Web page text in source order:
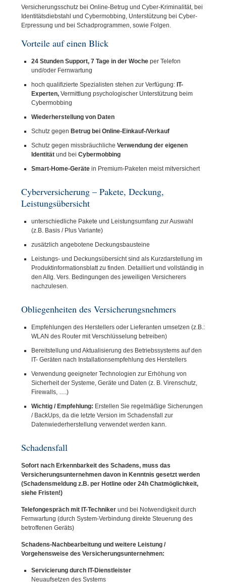
Versicherungsschutz bei Online-Betrug und Cyber-Kriminalität, bei
Identitätsdiebstahl und Cybermobbing, Unterstützung bei Cyber-
Erpressung und bei Schadprogrammen, sowie Folgen.
Vorteile auf einen Blick
24 Stunden Support, 7 Tage in der Woche per Telefon
und/oder Fernwartung
hoch qualifizierte Spezialisten stehen zur Verfügung: IT-
Experten, Vermittlung psychologischer Unterstützung beim
Cybermobbing
Wiederherstellung von Daten
Schutz gegen Betrug bei Online-Einkauf-/Verkauf
Schutz gegen missbräuchliche Verwendung der eigenen
Identität und bei Cybermobbing
Smart-Home-Geräte in Premium-Paketen meist mitversichert
Cyberversicherung – Pakete, Deckung,
Leistungsübersicht
unterschiedliche Pakete und Leistungsumfang zur Auswahl
(z.B. Basis / Plus Variante)
zusätzlich angebotene Deckungsbausteine
Leistungs- und Deckungsübersicht sind als Kurzdarstellung im
Produktinformationsblatt zu finden. Detailliert und vollständig in
den Allg. Vers. Bedingungen des jeweiligen Versicherers
nachzulesen.
Obliegenheiten des Versicherungsnehmers
Empfehlungen des Herstellers oder Lieferanten umsetzen (z.B.:
WLAN des Router mit Verschlüsselung betreiben)
Bereitstellung und Aktualisierung des Betriebssystems auf den
IT- Geräten nach Installationsempfehlung des Herstellers
Verwendung geeigneter Technologien zur Erhöhung von
Sicherheit der Systeme, Geräte und Daten (z. B. Virenschutz,
Firewalls, ….)
Wichtig / Empfehlung: Erstellen Sie regelmäßige Sicherungen
/ BackUps, da die letzte Version im Schadensfall zur
Datenwiederherstellung verwendet werden kann.
Schadensfall
Sofort nach Erkennbarkeit des Schadens, muss das
Versicherungsunternehmen davon in Kenntnis gesetzt werden
(Schadensmeldung z.B. per Hotline oder 24h Chatmöglichkeit,
siehe Fristen!)
Telefongespräch mit IT-Techniker und bei Notwendigkeit durch
Fernwartung (durch System-Verbindung direkte Steuerung des
betroffenen Geräts)
Schadens-Nachbearbeitung und weitere Leistung /
Vorgehensweise des Versicherungsunternehmen:
Servicierung durch IT-Dienstleister
Neuaufsetzen des Systems